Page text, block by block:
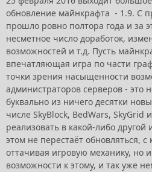
обновление майнкрафта - 1.9. С
прошло ровно полтора года и за
несметное число доработок,
возможностей и т.д. Пусть
впечатляющая игра по части
точки зрения насыщенности
администраторов серверов - это
буквально из ничего десятки
числе SkyBlock, BedWars, SkyGrid
реализовать в какой-либо
этом не перестаёт обновляться,
оттачивая игровую механику, но
возможности к этому, и так уже